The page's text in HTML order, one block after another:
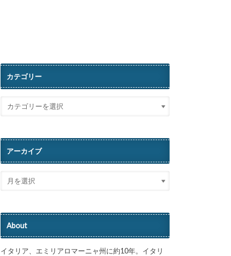
カテゴリー
アーカイブ
About
イタリア、エミリアロマーニャ州に約10年。イタリ